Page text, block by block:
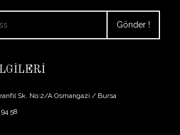
Sk. No:2/A Osmangazi / Bursa
58